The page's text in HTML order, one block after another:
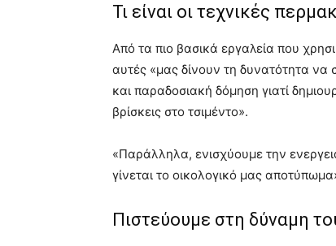
Τι είναι οι τεχνικές
Από τα πιο βασικά εργαλεία που
αυτές «μας δίνουν τη δυνατότητα να
και παραδοσιακή δόμηση γιατί
βρίσκεις στο τσιμέντο».
«Παράλληλα, ενισχύουμε την
γίνεται το οικολογικό μας
Πιστεύουμε στη δύναμη